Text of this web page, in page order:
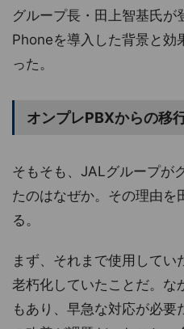
グループ長・田上智基氏
Phoneを導入した背景と効
った。
オンプレPBXからの移
そもそも、JALグループが
たのはなぜか。その理由を
る。
まず、それまで使用して
老朽化していたことだ。な
もあり、早急な対応が必要